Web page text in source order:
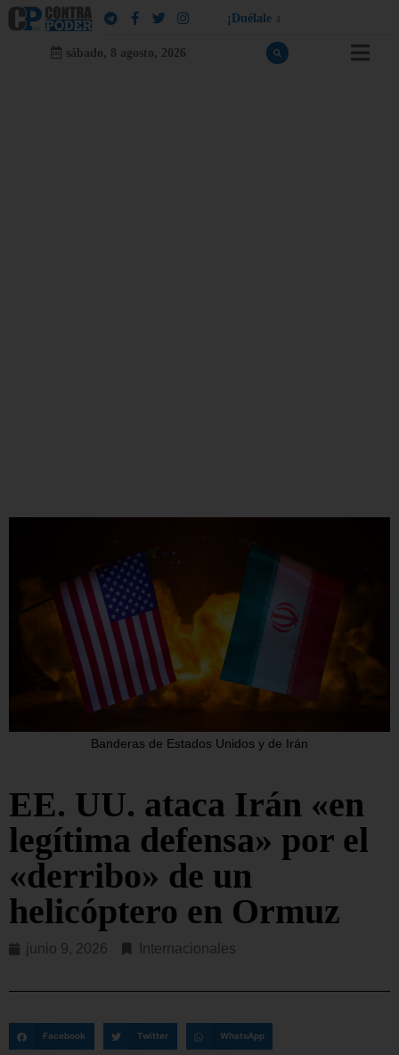
¡ Dué a e a
sábado, 8 agosto, 2026
Banderas de Estados Unidos y de Irán
EE. UU. ataca Irán «en
legítima defensa» por el
«derribo» de un
helicóptero en Ormuz
junio 9, 2026 Internacionales
Facebook Twitter WhatsApp